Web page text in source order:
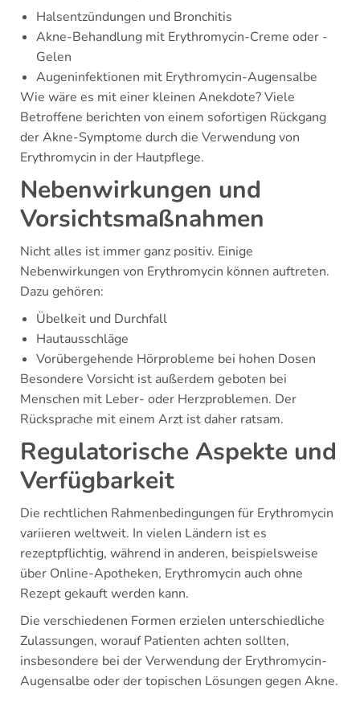
Halsentzündungen und Bronchitis
Akne-Behandlung mit Erythromycin-Creme oder -
Gelen
Augeninfektionen mit Erythromycin-Augensalbe
Wie wäre es mit einer kleinen Anekdote? Viele
Betroffene berichten von einem sofortigen Rückgang
der Akne-Symptome durch die Verwendung von
Erythromycin in der Hautpflege.
Nebenwirkungen und
Vorsichtsmaßnahmen
Nicht alles ist immer ganz positiv. Einige
Nebenwirkungen von Erythromycin können auftreten.
Dazu gehören:
Übelkeit und Durchfall
Hautausschläge
Vorübergehende Hörprobleme bei hohen Dosen
Besondere Vorsicht ist außerdem geboten bei
Menschen mit Leber- oder Herzproblemen. Der
Rücksprache mit einem Arzt ist daher ratsam.
Regulatorische Aspekte und
Verfügbarkeit
Die rechtlichen Rahmenbedingungen für Erythromycin
variieren weltweit. In vielen Ländern ist es
rezeptpflichtig, während in anderen, beispielsweise
über Online-Apotheken, Erythromycin auch ohne
Rezept gekauft werden kann.
Die verschiedenen Formen erzielen unterschiedliche
Zulassungen, worauf Patienten achten sollten,
insbesondere bei der Verwendung der Erythromycin-
Augensalbe oder der topischen Lösungen gegen Akne.